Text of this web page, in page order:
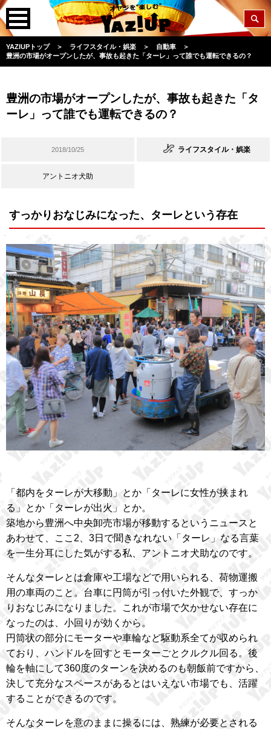
YAZIUPトップ ＞ ライフスタイル・娯楽 ＞ 自動車
＞
豊洲の市場がオープンしたが、事故も起きた「ターレ」って誰でも運転できるの？
豊洲の市場がオープンしたが、事故も起きた「タ
ーレ」って誰でも運転できるの？
2018/10/25 ライフスタイル・娯楽
アントニオ犬助
すっかりおなじみになった、ターレという存在
「都内をターレが大移動」とか「ターレに女性が挟まれ
る」とか「ターレが出火」とか。
築地から豊洲へ中央卸売市場が移動するというニュースと
あわせて、ここ2、3日で聞きなれない「ターレ」なる言葉
を一生分耳にした気がする私、アントニオ犬助なのです。
そんなターレとは倉庫や工場などで用いられる、荷物運搬
用の車両のこと。台車に円筒が引っ付いた外観で、すっか
りおなじみになりました。これが市場で欠かせない存在に
なったのは、小回りが効くから。
円筒状の部分にモーターや車輪など駆動系全てが収められ
ており、ハンドルを回すとモーターごとクルクル回る。後
輪を軸にして360度のターンを決めるのも朝飯前ですから、
決して充分なスペースがあるとはいえない市場でも、活躍
することができるのです。
そんなターレを意のままに操るには、熟練が必要とされる